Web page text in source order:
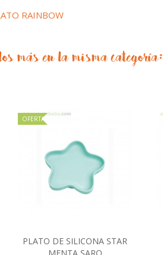
RAINBOW
más en la misma categoría:
OFERTA
Añadir al carrito
PLATO DE SILICONA STAR